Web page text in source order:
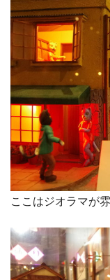
ここはジオラマが